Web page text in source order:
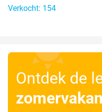
Verkocht: 154
Ontdek de